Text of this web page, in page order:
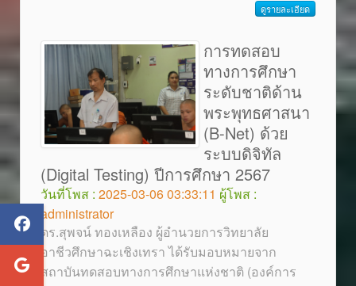
ดูรายละเอียด
การทดสอบ
ทางการศึกษา
ระดับชาติด้าน
พระพุทธศาสนา
(B-Net) ด้วย
ระบบดิจิทัล
(Digital Testing) ปีการศึกษา 2567
วันที่โพส : 2025-03-06 03:33:11 ผู้โพส :
administrator
ดร.สุพจน์ ทองเหลือง ผู้อำนวยการวิทยาลัย
อาชีวศึกษาฉะเชิงเทรา ได้รับมอบหมายจาก
สถาบันทดสอบทางการศึกษาแห่งชาติ (องค์การ